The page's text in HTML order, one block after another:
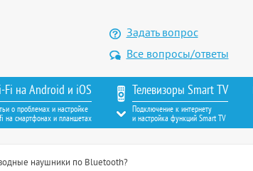
Fi на Android и iOS
о проблемах и настройке
на смартфонах и планшетах
Телевизоры Smart TV
Подключение к интернету
и настройка функций Smart TV
Задать вопрос
Все вопросы/ответы
наушники по Bluetooth?